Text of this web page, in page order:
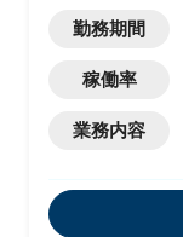
勤務期間
稼働率
業務内容